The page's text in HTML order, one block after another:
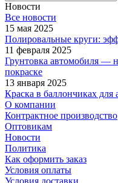
Новости
Все новости
15 мая 2025
Полировальные круги:
11 февраля 2025
Грунтовка автомобиля —
покраске
13 января 2025
Краска в баллончиках для
О компании
Контрактное производство
Оптовикам
Новости
Политика
Как оформить заказ
Условия оплаты
Условия доставки